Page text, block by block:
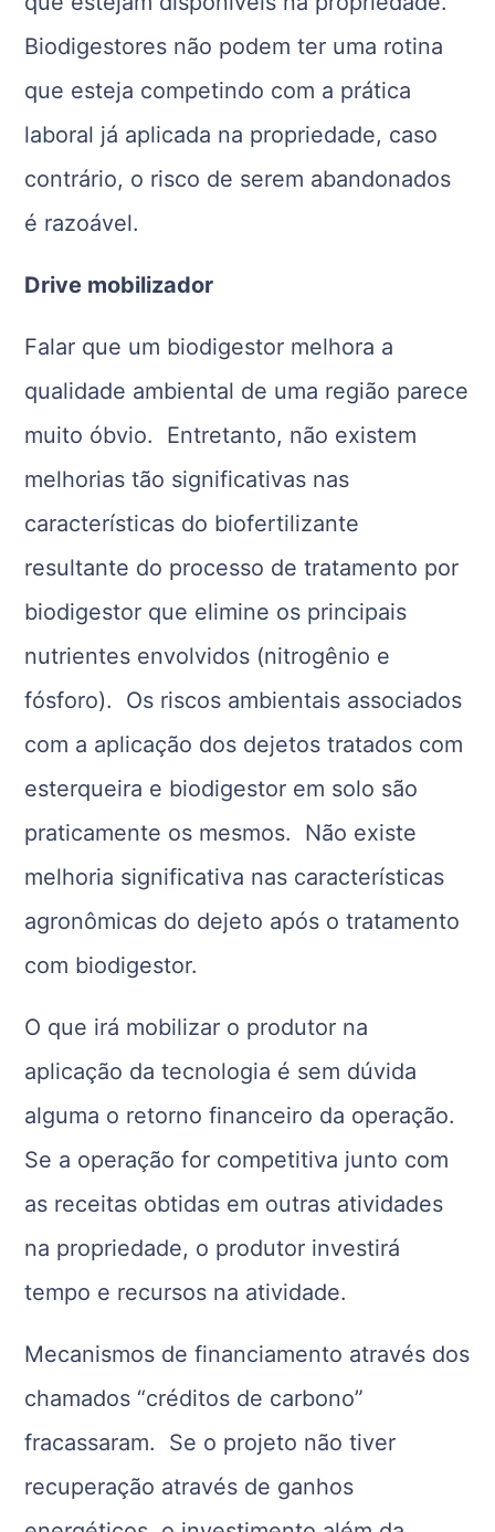
Biodigestores não podem ter uma rotina
que esteja competindo com a prática
laboral já aplicada na propriedade, caso
contrário, o risco de serem abandonados
é razoável.
Drive mobilizador
Falar que um biodigestor melhora a
qualidade ambiental de uma região parece
muito óbvio. Entretanto, não existem
melhorias tão significativas nas
características do biofertilizante
resultante do processo de tratamento por
biodigestor que elimine os principais
nutrientes envolvidos (nitrogênio e
fósforo). Os riscos ambientais associados
com a aplicação dos dejetos tratados com
esterqueira e biodigestor em solo são
praticamente os mesmos. Não existe
melhoria significativa nas características
agronômicas do dejeto após o tratamento
com biodigestor.
O que irá mobilizar o produtor na
aplicação da tecnologia é sem dúvida
alguma o retorno financeiro da operação.
Se a operação for competitiva junto com
as receitas obtidas em outras atividades
na propriedade, o produtor investirá
tempo e recursos na atividade.
Mecanismos de financiamento através dos
chamados “créditos de carbono”
fracassaram. Se o projeto não tiver
recuperação através de ganhos